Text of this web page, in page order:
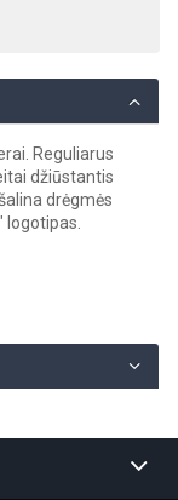
Reguliarus
džiūstantis
drėgmės